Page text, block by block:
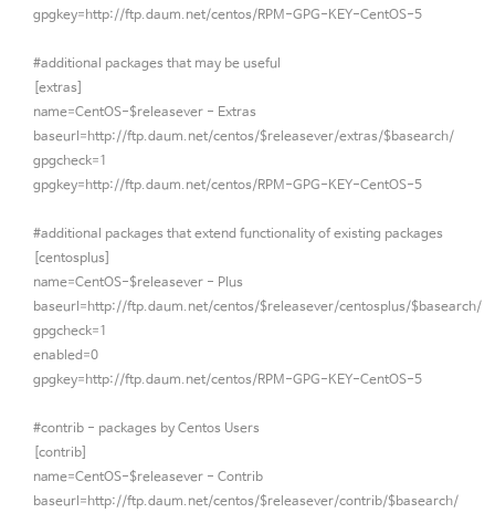
gpgkey=http://ftp.daum.net/centos/RPM-GPG-KEY-CentOS-5
#additional packages that may be useful
[extras]
name=CentOS-$releasever - Extras
baseurl=http://ftp.daum.net/centos/$releasever/extras/$basearch/
gpgcheck=1
gpgkey=http://ftp.daum.net/centos/RPM-GPG-KEY-CentOS-5
#additional packages that extend functionality of existing packages
[centosplus]
name=CentOS-$releasever - Plus
baseurl=http://ftp.daum.net/centos/$releasever/centosplus/$basearch/
gpgcheck=1
enabled=0
gpgkey=http://ftp.daum.net/centos/RPM-GPG-KEY-CentOS-5
#contrib - packages by Centos Users
[contrib]
name=CentOS-$releasever - Contrib
baseurl=http://ftp.daum.net/centos/$releasever/contrib/$basearch/